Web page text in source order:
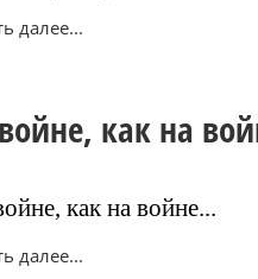
далее...
как на
как на войне...
далее...